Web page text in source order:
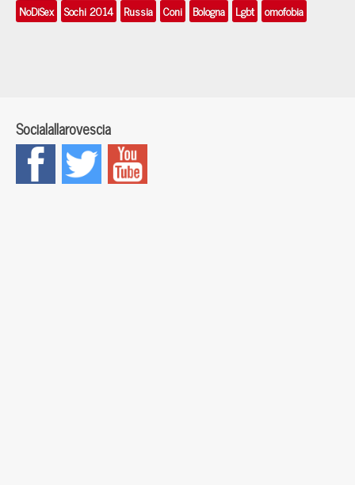
NoDiSex Sochi 2014 Russia Coni Bologna Lgbt omofobia
Socialallarovescia